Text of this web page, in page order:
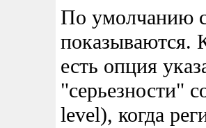
По умолчанию
показываются.
есть опция
"серьезности"
level), когда